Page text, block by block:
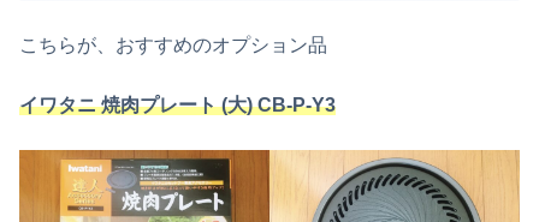
こちらが、おすすめのオプション品
イワタニ 焼肉プレート (大) CB-P-Y3